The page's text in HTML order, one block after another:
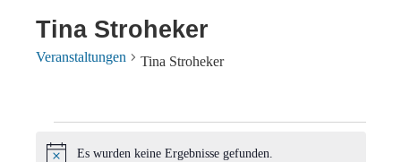
Tina Stroheker
Veranstaltungen Tina Stroheker
Veranstaltungen
Es wurden keine Ergebnisse gefunden.